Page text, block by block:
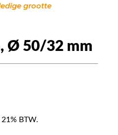
grootte
Ø 50/32 mm
BTW.